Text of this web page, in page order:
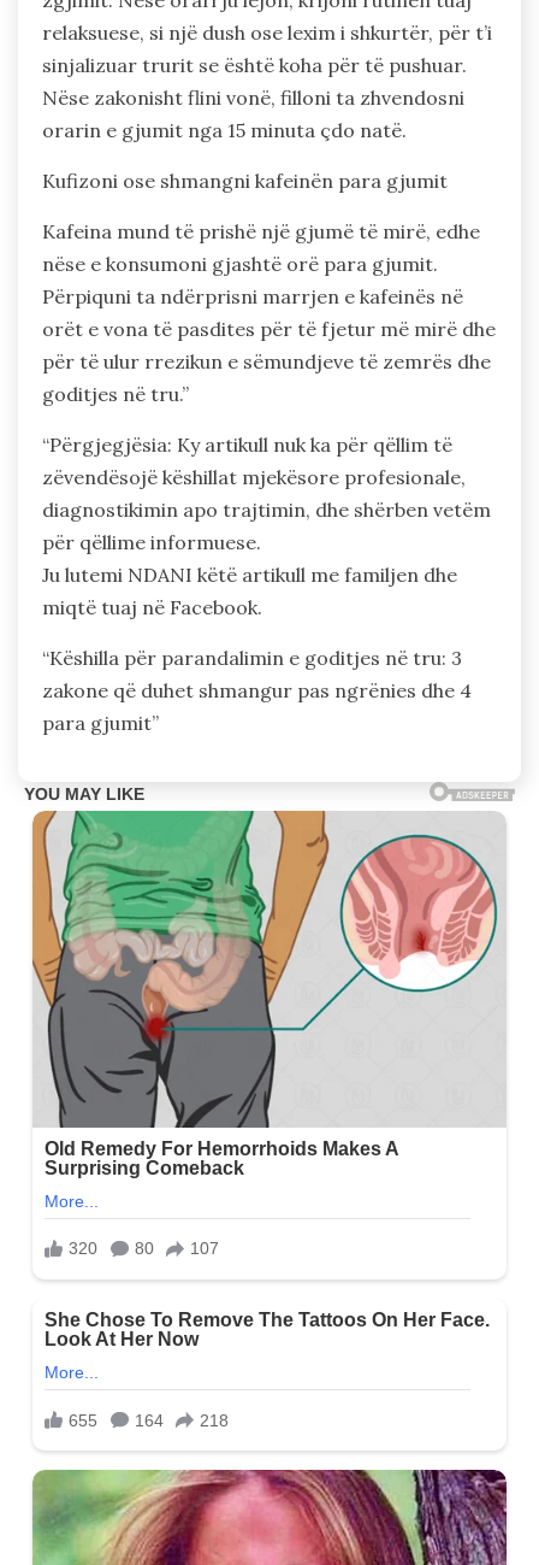
relaksuese, si një dush ose lexim i shkurtër, për t’i
sinjalizuar trurit se është koha për të pushuar.
Nëse zakonisht flini vonë, filloni ta zhvendosni
orarin e gjumit nga 15 minuta çdo natë.
Kufizoni ose shmangni kafeinën para gjumit
Kafeina mund të prishë një gjumë të mirë, edhe
nëse e konsumoni gjashtë orë para gjumit.
Përpiquni ta ndërprisni marrjen e kafeinës në
orët e vona të pasdites për të fjetur më mirë dhe
për të ulur rrezikun e sëmundjeve të zemrës dhe
goditjes në tru.”
“Përgjegjësia: Ky artikull nuk ka për qëllim të
zëvendësojë këshillat mjekësore profesionale,
diagnostikimin apo trajtimin, dhe shërben vetëm
për qëllime informuese.
Ju lutemi NDANI këtë artikull me familjen dhe
miqtë tuaj në Facebook.
“Këshilla për parandalimin e goditjes në tru: 3
zakone që duhet shmangur pas ngrënies dhe 4
para gjumit”